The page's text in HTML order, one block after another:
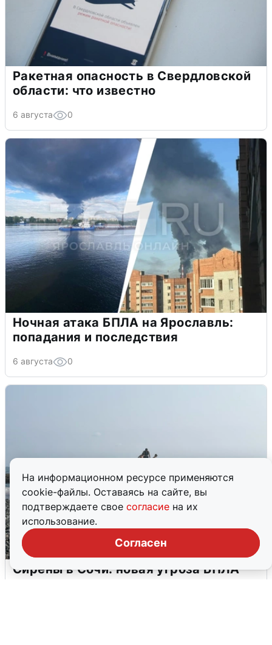
На информационном ресурсе применяются
cookie-файлы. Оставаясь на сайте, вы
подтверждаете свое согласие на их
использование.
Согласен
Ракетная опасность в Свердловской
области: что известно
6 августа 0
Ночная атака БПЛА на Ярославль:
попадания и последствия
6 августа 0
Сирены в Сочи: новая угроза БПЛА